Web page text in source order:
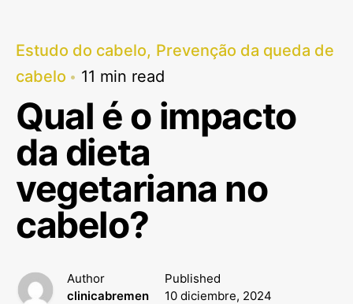
Estudo do cabelo Prevenção da queda de
cabelo
11 min read
Qual é o impacto
da dieta
vegetariana no
cabelo?
Author
clinicabremen
Published
10 diciembre, 2024